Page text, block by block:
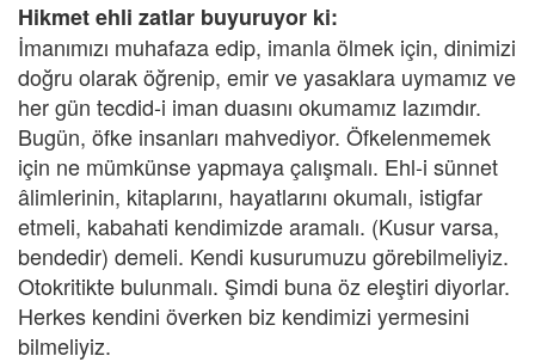
Hikmet ehli zatlar buyuruyor ki:
İmanımızı muhafaza edip, imanla ölmek için, dinimizi
doğru olarak öğrenip, emir ve yasaklara uymamız ve
her gün tecdid-i iman duasını okumamız lazımdır.
Bugün, öfke insanları mahvediyor. Öfkelenmemek
için ne mümkünse yapmaya çalışmalı. Ehl-i sünnet
âlimlerinin, kitaplarını, hayatlarını okumalı, istigfar
etmeli, kabahati kendimizde aramalı. (Kusur varsa,
bendedir) demeli. Kendi kusurumuzu görebilmeliyiz.
Otokritikte bulunmalı. Şimdi buna öz eleştiri diyorlar.
Herkes kendini överken biz kendimizi yermesini
bilmeliyiz.